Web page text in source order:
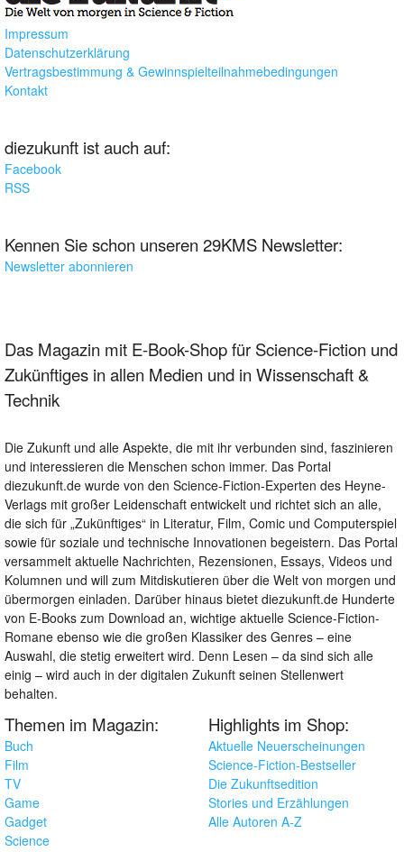
Impressum
Datenschutzerklärung
Vertragsbestimmung & Gewinnspielteilnahmebedingungen
Kontakt
diezukunft ist auch auf:
Facebook
RSS
Kennen Sie schon unseren 29KMS Newsletter:
Newsletter abonnieren
Das Magazin mit E-Book-Shop für Science-Fiction und
Zukünftiges in allen Medien und in Wissenschaft &
Technik
Die Zukunft und alle Aspekte, die mit ihr verbunden sind, faszinieren
und interessieren die Menschen schon immer. Das Portal
diezukunft.de wurde von den Science-Fiction-Experten des Heyne-
Verlags mit großer Leidenschaft entwickelt und richtet sich an alle,
die sich für „Zukünftiges“ in Literatur, Film, Comic und Computerspiel
sowie für soziale und technische Innovationen begeistern. Das Portal
versammelt aktuelle Nachrichten, Rezensionen, Essays, Videos und
Kolumnen und will zum Mitdiskutieren über die Welt von morgen und
übermorgen einladen. Darüber hinaus bietet diezukunft.de Hunderte
von E-Books zum Download an, wichtige aktuelle Science-Fiction-
Romane ebenso wie die großen Klassiker des Genres – eine
Auswahl, die stetig erweitert wird. Denn Lesen – da sind sich alle
einig – wird auch in der digitalen Zukunft seinen Stellenwert
behalten.
Themen im Magazin:
Buch
Film
TV
Game
Gadget
Science
Highlights im Shop:
Aktuelle Neuerscheinungen
Science-Fiction-Bestseller
Die Zukunftsedition
Stories und Erzählungen
Alle Autoren A-Z